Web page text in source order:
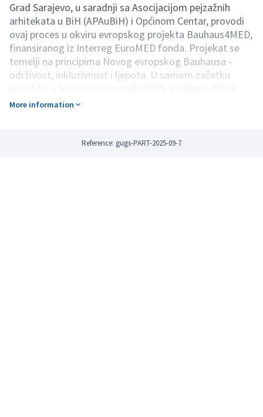
Grad Sarajevo, u saradnji sa Asocijacijom pejzažnih
arhitekata u BiH (APAuBiH) i Općinom Centar, provodi
ovaj proces u okviru evropskog projekta Bauhaus4MED,
finansiranog iz Interreg EuroMED fonda. Projekat se
temelji na principima Novog evropskog Bauhausa -
održivost, inkluzivnost i ljepota. U samom začetku
partnerski sastanak i NEB Festival, koji je uključivao
umjetnički performans, kao i internacionalnu
More information
Reference: gugs-PART-2025-09-7